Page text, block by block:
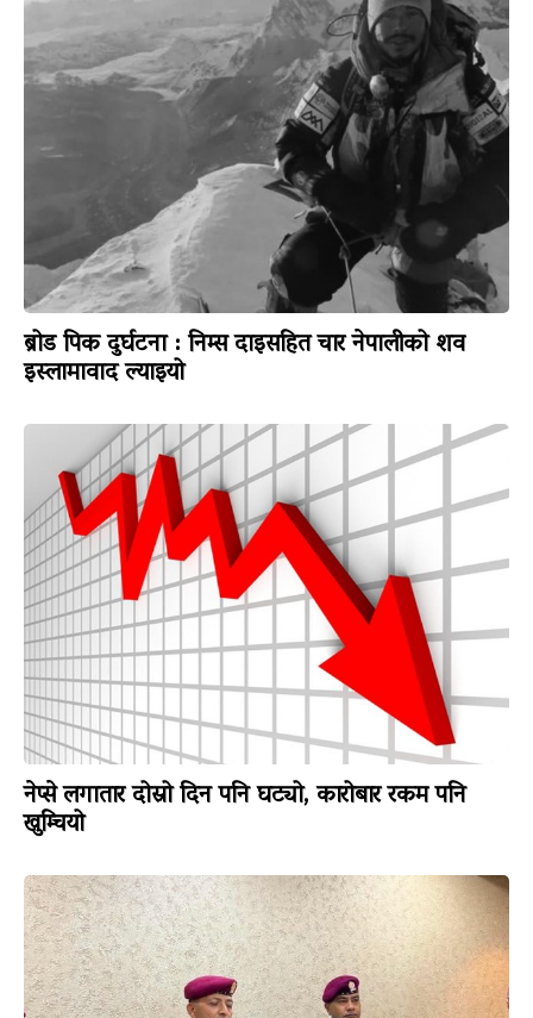
ब्रोड पिक दुर्घटना : निम्स दाइसहित चार नेपालीको शव
इस्लामावाद ल्याइयो
नेप्से लगातार दोस्रो दिन पनि घट्यो, कारोबार रकम पनि
खुम्चियो